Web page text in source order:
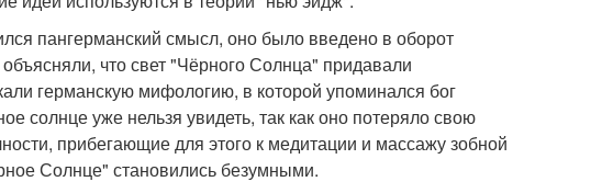
пангерманский смысл, оно было введено в оборот
что свет "Чёрного Солнца" придавали
германскую мифологию, в которой упоминался бог
солнце уже нельзя увидеть, так как оно потеряло свою
прибегающие для этого к медитации и массажу зобной
Солнце" становились безумными.